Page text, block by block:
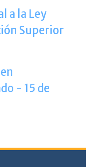
a la Ley
Superior
- 15 de